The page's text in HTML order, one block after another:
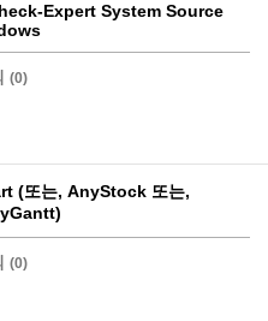
Expert System Source
(0)
(또는, AnyStock 또는,
(0)